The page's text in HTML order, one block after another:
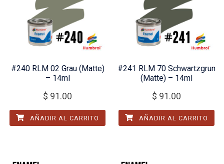
#240 RLM 02 Grau (Matte)
– 14ml
$ 91.00
AÑADIR AL CARRITO
#241 RLM 70 Schwartzgrun
(Matte) – 14ml
$ 91.00
AÑADIR AL CARRITO